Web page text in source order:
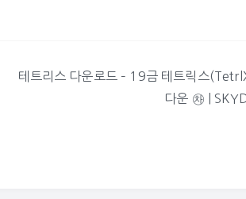
테트리스 다운로드 – 19금 테트릭스
다운 ㉷ |